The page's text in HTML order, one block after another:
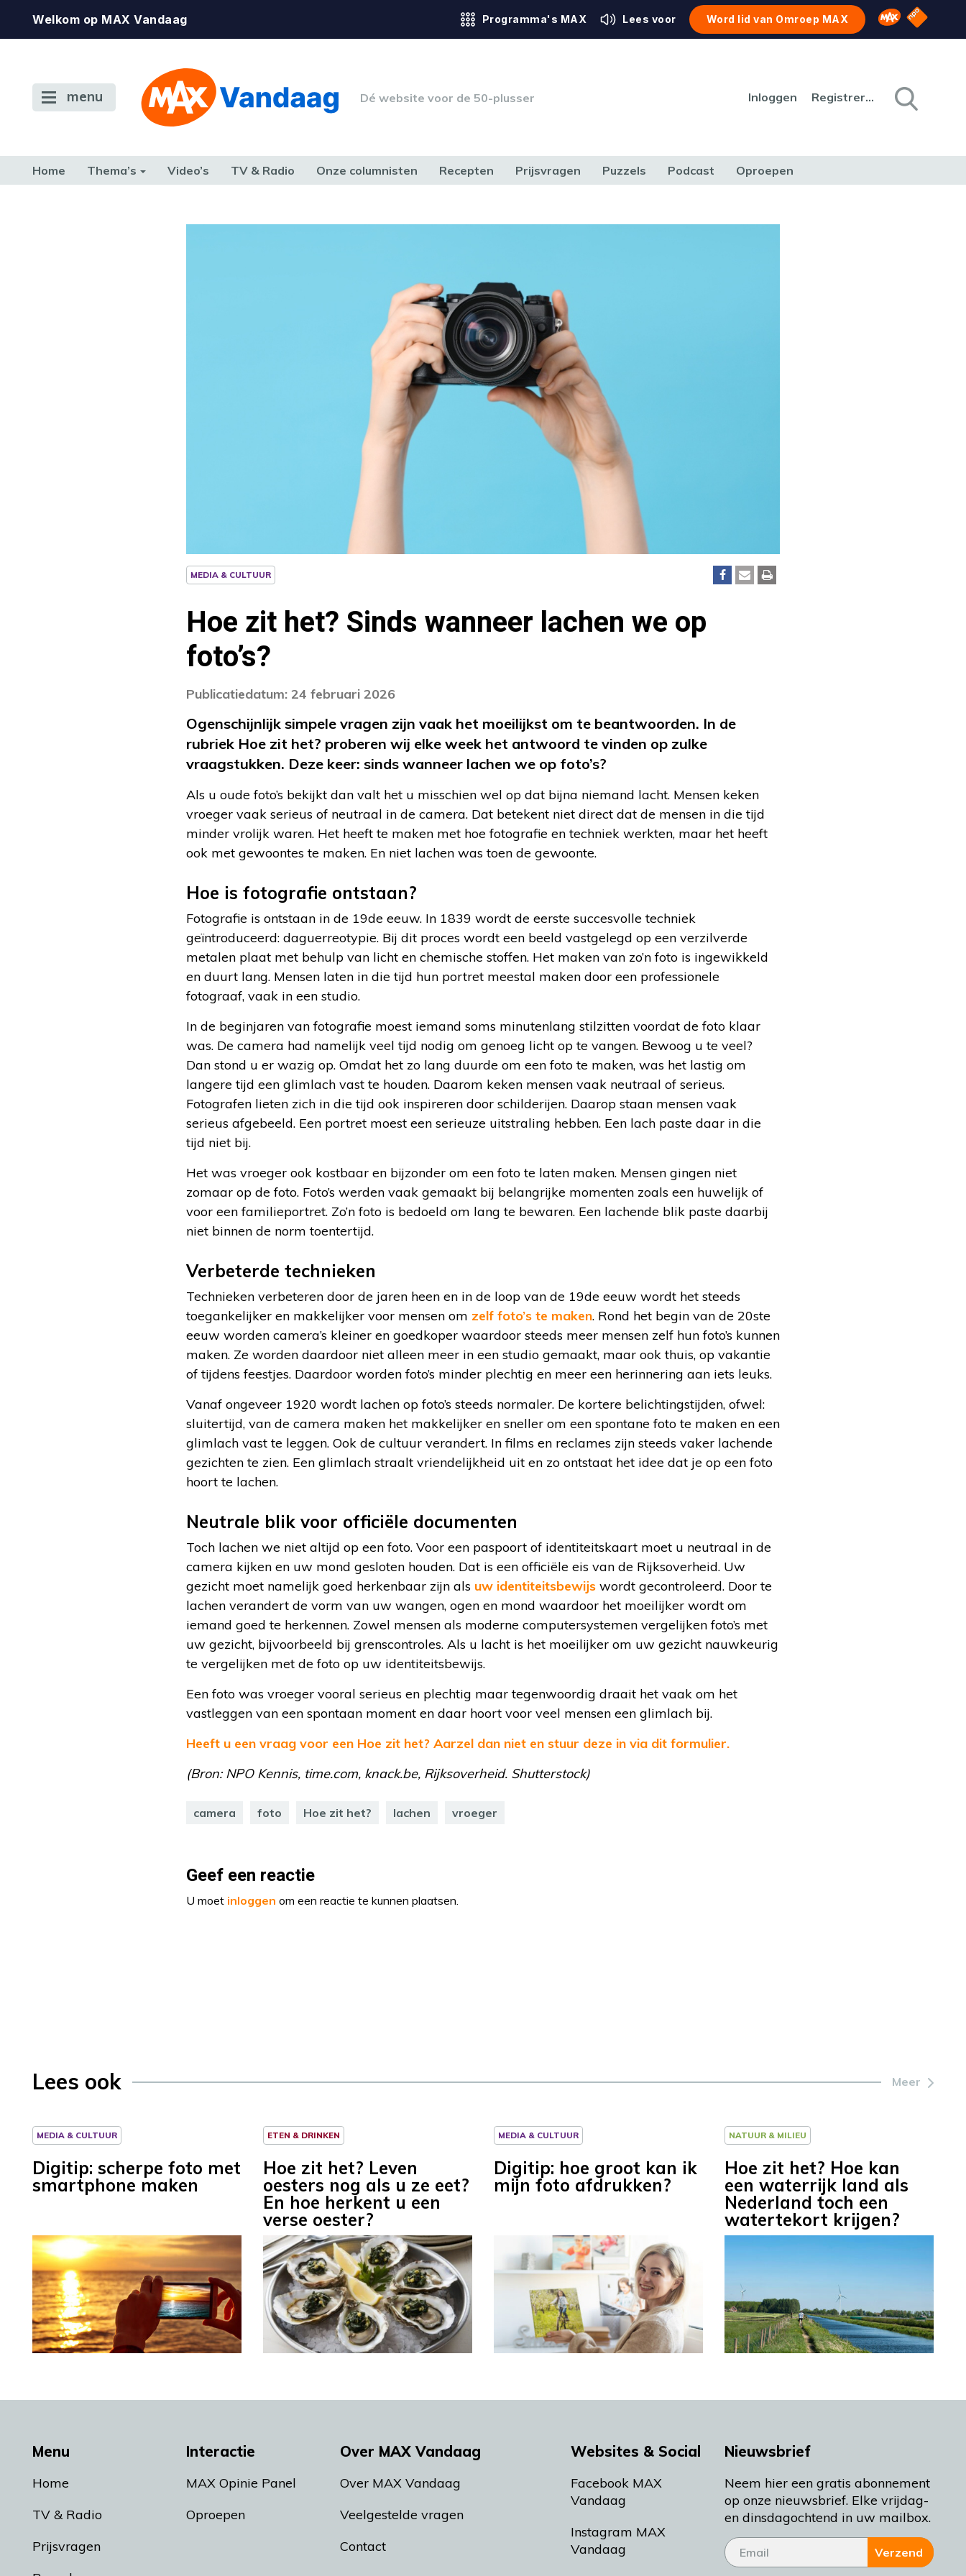
Welkom op MAX Vandaag Programma's MAX Lees voor Word lid van Omroep MAX Omroep MAX
NPO
menu Dé website voor de 50-plusser Inloggen Registreren
Home Thema’s Video’s TV & Radio Onze columnisten Recepten Prijsvragen Puzzels Podcast Oproepen
MEDIA & CULTUUR
Hoe zit het? Sinds wanneer lachen we op
foto’s?
Publicatiedatum: 24 februari 2026
Ogenschijnlijk simpele vragen zijn vaak het moeilijkst om te beantwoorden. In de
rubriek Hoe zit het? proberen wij elke week het antwoord te vinden op zulke
vraagstukken. Deze keer: sinds wanneer lachen we op foto’s?
Als u oude foto’s bekijkt dan valt het u misschien wel op dat bijna niemand lacht. Mensen keken
vroeger vaak serieus of neutraal in de camera. Dat betekent niet direct dat de mensen in die tijd
minder vrolijk waren. Het heeft te maken met hoe fotografie en techniek werkten, maar het heeft
ook met gewoontes te maken. En niet lachen was toen de gewoonte.
Hoe is fotografie ontstaan?
Fotografie is ontstaan in de 19de eeuw. In 1839 wordt de eerste succesvolle techniek
geïntroduceerd: daguerreotypie. Bij dit proces wordt een beeld vastgelegd op een verzilverde
metalen plaat met behulp van licht en chemische stoffen. Het maken van zo’n foto is ingewikkeld
en duurt lang. Mensen laten in die tijd hun portret meestal maken door een professionele
fotograaf, vaak in een studio.
In de beginjaren van fotografie moest iemand soms minutenlang stilzitten voordat de foto klaar
was. De camera had namelijk veel tijd nodig om genoeg licht op te vangen. Bewoog u te veel?
Dan stond u er wazig op. Omdat het zo lang duurde om een foto te maken, was het lastig om
langere tijd een glimlach vast te houden. Daarom keken mensen vaak neutraal of serieus.
Fotografen lieten zich in die tijd ook inspireren door schilderijen. Daarop staan mensen vaak
serieus afgebeeld. Een portret moest een serieuze uitstraling hebben. Een lach paste daar in die
tijd niet bij.
Het was vroeger ook kostbaar en bijzonder om een foto te laten maken. Mensen gingen niet
zomaar op de foto. Foto’s werden vaak gemaakt bij belangrijke momenten zoals een huwelijk of
voor een familieportret. Zo’n foto is bedoeld om lang te bewaren. Een lachende blik paste daarbij
niet binnen de norm toentertijd.
Verbeterde technieken
Technieken verbeteren door de jaren heen en in de loop van de 19de eeuw wordt het steeds
toegankelijker en makkelijker voor mensen om zelf foto’s te maken. Rond het begin van de 20ste
eeuw worden camera’s kleiner en goedkoper waardoor steeds meer mensen zelf hun foto’s kunnen
maken. Ze worden daardoor niet alleen meer in een studio gemaakt, maar ook thuis, op vakantie
of tijdens feestjes. Daardoor worden foto’s minder plechtig en meer een herinnering aan iets leuks.
Vanaf ongeveer 1920 wordt lachen op foto’s steeds normaler. De kortere belichtingstijden, ofwel:
sluitertijd, van de camera maken het makkelijker en sneller om een spontane foto te maken en een
glimlach vast te leggen. Ook de cultuur verandert. In films en reclames zijn steeds vaker lachende
gezichten te zien. Een glimlach straalt vriendelijkheid uit en zo ontstaat het idee dat je op een foto
hoort te lachen.
Neutrale blik voor officiële documenten
Toch lachen we niet altijd op een foto. Voor een paspoort of identiteitskaart moet u neutraal in de
camera kijken en uw mond gesloten houden. Dat is een officiële eis van de Rijksoverheid. Uw
gezicht moet namelijk goed herkenbaar zijn als uw identiteitsbewijs wordt gecontroleerd. Door te
lachen verandert de vorm van uw wangen, ogen en mond waardoor het moeilijker wordt om
iemand goed te herkennen. Zowel mensen als moderne computersystemen vergelijken foto’s met
uw gezicht, bijvoorbeeld bij grenscontroles. Als u lacht is het moeilijker om uw gezicht nauwkeurig
te vergelijken met de foto op uw identiteitsbewijs.
Een foto was vroeger vooral serieus en plechtig maar tegenwoordig draait het vaak om het
vastleggen van een spontaan moment en daar hoort voor veel mensen een glimlach bij.
Heeft u een vraag voor een Hoe zit het? Aarzel dan niet en stuur deze in via dit formulier.
(Bron: NPO Kennis, time.com, knack.be, Rijksoverheid. Shutterstock)
camera foto Hoe zit het? lachen vroeger
Geef een reactie
U moet inloggen om een reactie te kunnen plaatsen.
Lees ook Meer
MEDIA & CULTUUR
Digitip: scherpe foto met
smartphone maken
ETEN & DRINKEN
Hoe zit het? Leven
oesters nog als u ze eet?
En hoe herkent u een
verse oester?
MEDIA & CULTUUR
Digitip: hoe groot kan ik
mijn foto afdrukken?
NATUUR & MILIEU
Hoe zit het? Hoe kan
een waterrijk land als
Nederland toch een
watertekort krijgen?
Menu
Home
TV & Radio
Prijsvragen
Interactie
MAX Opinie Panel
Oproepen
Over MAX Vandaag
Over MAX Vandaag
Veelgestelde vragen
Contact
Websites & Social
Facebook MAX
Vandaag
Instagram MAX
Vandaag
Nieuwsbrief
Neem hier een gratis abonnement
op onze nieuwsbrief. Elke vrijdag-
en dinsdagochtend in uw mailbox.
Verzend